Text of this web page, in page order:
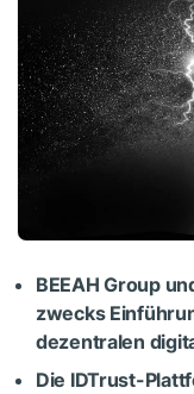
BEEAH Group
zwecks
dezentralen
Die IDTrust-